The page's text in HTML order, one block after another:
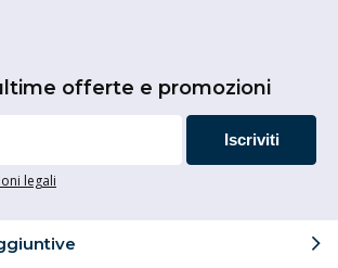
offerte e promozioni
Iscriviti
legali